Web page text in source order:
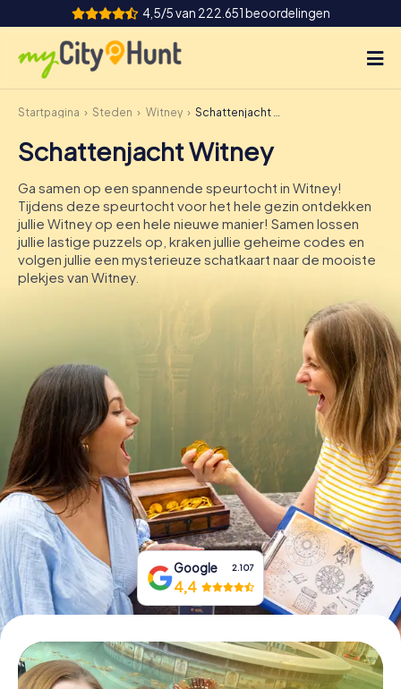
4,5/5 van 222.651 beoordelingen
Hoe het werkt
Steden
Tours
Teamevenement
Tickets
DE
IE
IT
Boek tickets
Koop cadeaubonnen
Startpagina Steden Witney Schattenjacht Witney
Schattenjacht Witney
Ga samen op een spannende speurtocht in Witney!
Tijdens deze speurtocht voor het hele gezin ontdekken
jullie Witney op een hele nieuwe manier! Samen lossen
jullie lastige puzzels op, kraken jullie geheime codes en
volgen jullie een mysterieuze schatkaart naar de mooiste
plekjes van Witney.
Google 2.107
4,4